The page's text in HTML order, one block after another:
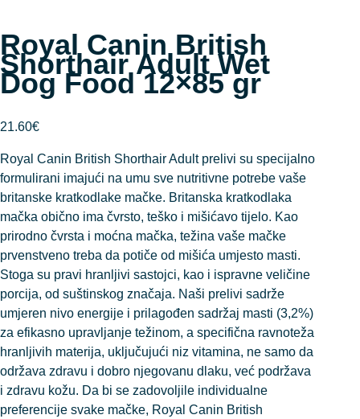
Royal Canin British
Shorthair Adult Wet
Dog Food 12×85 gr
21.60€
Royal Canin British Shorthair Adult prelivi su specijalno
formulirani imajući na umu sve nutritivne potrebe vaše
britanske kratkodlake mačke. Britanska kratkodlaka
mačka obično ima čvrsto, teško i mišićavo tijelo. Kao
prirodno čvrsta i moćna mačka, težina vaše mačke
prvenstveno treba da potiče od mišića umjesto masti.
Stoga su pravi hranljivi sastojci, kao i ispravne veličine
porcija, od suštinskog značaja. Naši prelivi sadrže
umjeren nivo energije i prilagođen sadržaj masti (3,2%)
za efikasno upravljanje težinom, a specifična ravnoteža
hranljivih materija, uključujući niz vitamina, ne samo da
održava zdravu i dobro njegovanu dlaku, već podržava
i zdravu kožu. Da bi se zadovoljile individualne
preferencije svake mačke, Royal Canin British